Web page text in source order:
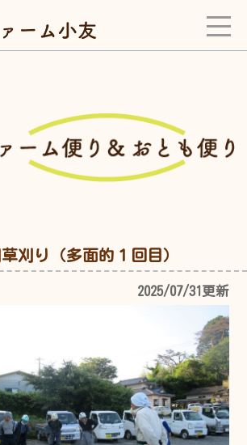
刈り（多面的１回目）
2025/07/31更新